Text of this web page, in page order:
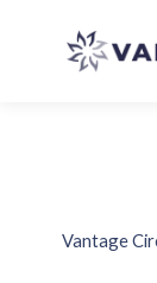
Vantage